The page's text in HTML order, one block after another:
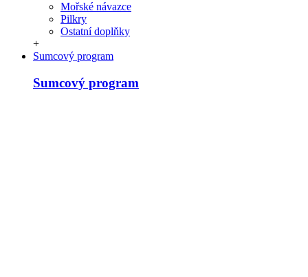
Mořské návazce
Pilkry
Ostatní doplňky
+
Sumcový program
Sumcový program